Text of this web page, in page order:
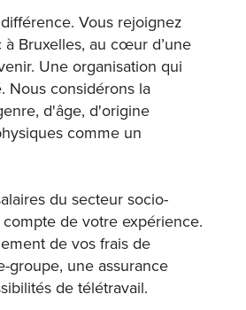
Vous rejoignez
Bruxelles, au cœur d’une
Une organisation qui
Nous considérons la
d'âge, d'origine
comme un
du secteur socio-
de votre expérience.
de vos frais de
groupe, une assurance
de télétravail.